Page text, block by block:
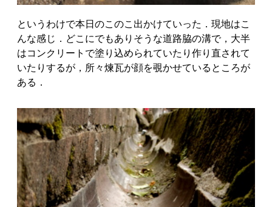
というわけで本日のこのこ出かけていった．現地はこ
んな感じ．どこにでもありそうな道路脇の溝で，大半
はコンクリートで塗り込められていたり作り直されて
いたりするが，所々煉瓦が顔を覗かせているところが
ある．